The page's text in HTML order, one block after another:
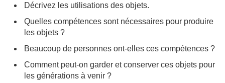
Décrivez les utilisations des objets.
Quelles compétences sont nécessaires pour produire
les objets ?
Beaucoup de personnes ont-elles ces compétences ?
Comment peut-on garder et conserver ces objets pour
les générations à venir ?